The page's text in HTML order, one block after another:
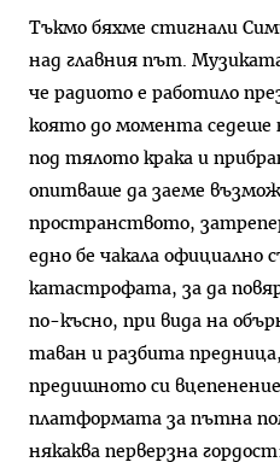
Тъкмо бяхме стигнали
над главния път.
че радиото е работило
която до момента седеше
под тялото крака и
опитваше да заеме
пространството,
едно бе чакала официално
катастрофата, за да
по-късно, при вида на
таван и разбита
предишното си
платформата за пътна
някаква перверзна